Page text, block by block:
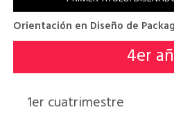
Orientación en Diseño de
4er
1er cuatrimestre